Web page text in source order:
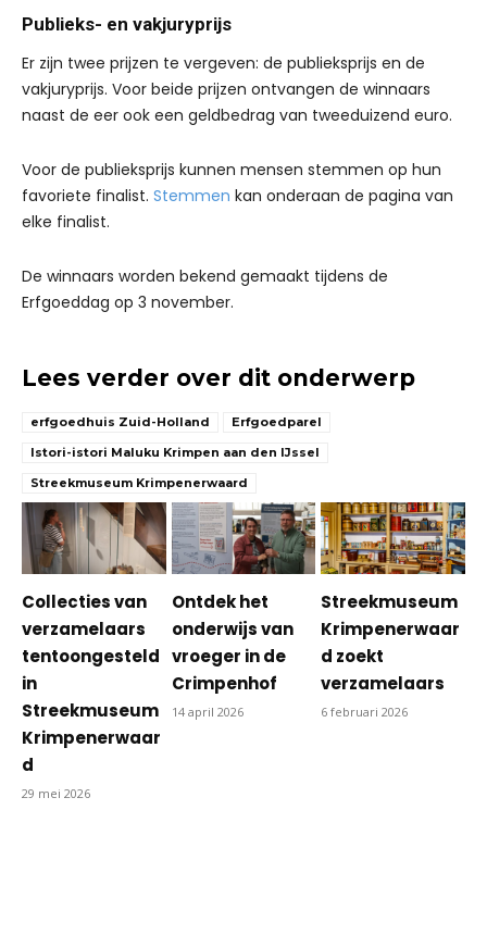
Publieks- en vakjuryprijs
Er zijn twee prijzen te vergeven: de publieksprijs en de
vakjuryprijs. Voor beide prijzen ontvangen de winnaars
naast de eer ook een geldbedrag van tweeduizend euro.
Voor de publieksprijs kunnen mensen stemmen op hun
favoriete finalist. Stemmen kan onderaan de pagina van
elke finalist.
De winnaars worden bekend gemaakt tijdens de
Erfgoeddag op 3 november.
Lees verder over dit onderwerp
erfgoedhuis Zuid-Holland
Erfgoedparel
Istori-istori Maluku Krimpen aan den IJssel
Streekmuseum Krimpenerwaard
Collecties van
verzamelaars
tentoongesteld
in
Streekmuseum
Krimpenerwaar
d
29 mei 2026
Ontdek het
onderwijs van
vroeger in de
Crimpenhof
14 april 2026
Streekmuseum
Krimpenerwaar
d zoekt
verzamelaars
6 februari 2026